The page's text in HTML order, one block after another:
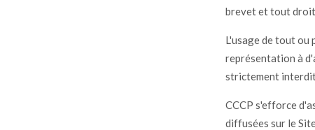
brevet et tout
L'usage de tout ou
représentation à
strictement
CCCP s'efforce
diffusées sur le